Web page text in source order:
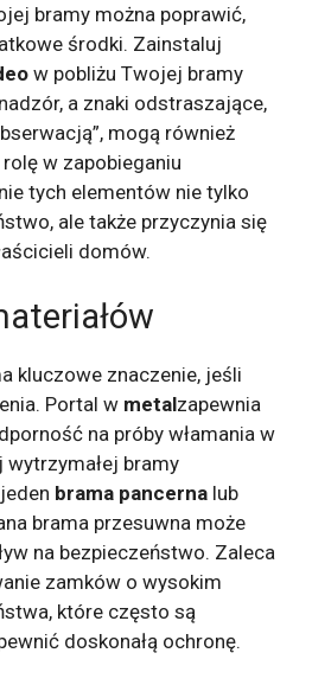
bramy można poprawić,
środki. Zainstaluj
w pobliżu Twojej bramy
a znaki odstraszające,
mogą również
w zapobieganiu
tych elementów nie tylko
ale także przyczynia się
domów.
kluczowe znaczenie, jeśli
Portal w metalzapewnia
na próby włamania w
bramy
brama pancerna lub
brama przesuwna może
na bezpieczeństwo. Zaleca
zamków o wysokim
które często są
doskonałą ochronę.